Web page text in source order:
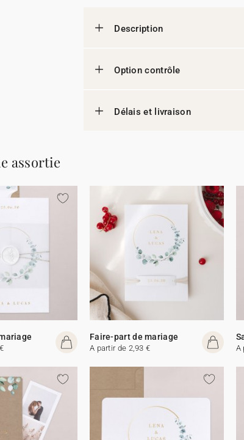
Description
Option contrôle
Délais et livraison
assortie
Faire-part de mariage
A partir de 2,93 € A